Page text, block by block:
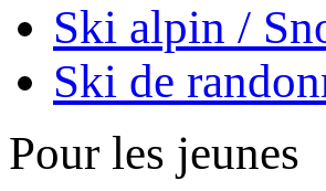
Ski alpin /
Ski de
Pour les jeunes